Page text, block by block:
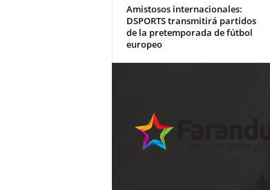
Amistosos internacionales:
DSPORTS transmitirá partidos
de la pretemporada de fútbol
europeo